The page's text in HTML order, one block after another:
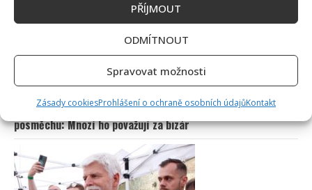
PŘÍJMOUT
ODMÍTNOUT
Spravovat možnosti
Zásady cookiesProhlášení o ochraně osobních údajůKontakt
Petr Fiala sdílel video s delfíny, kvůli kterému je terčem
posměchu: Mnozí ho považují za bizár